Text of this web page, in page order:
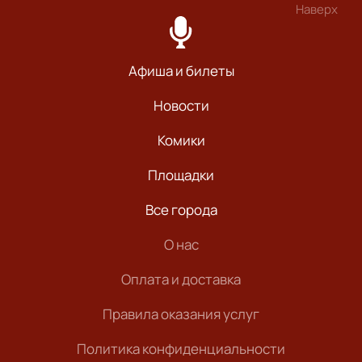
Наверх
Афиша и билеты
Новости
Комики
Площадки
Все города
О нас
Оплата и доставка
Правила оказания услуг
Политика конфиденциальности